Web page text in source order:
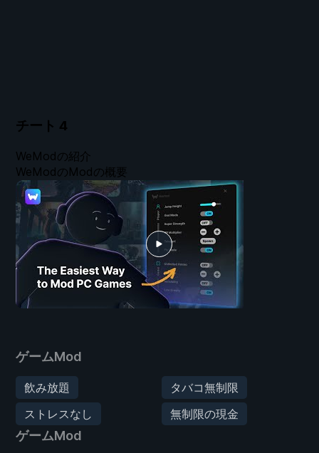
チート 4
ゲームMod
飲み放題
タバコ無制限
ストレスなし
無制限の現金
ゲームMod
WeModの紹介
WeModのModの概要